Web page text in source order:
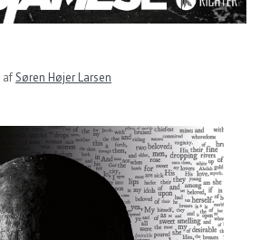
afSøren Højer Larsen